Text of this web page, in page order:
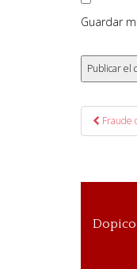
Guardar
Fraude